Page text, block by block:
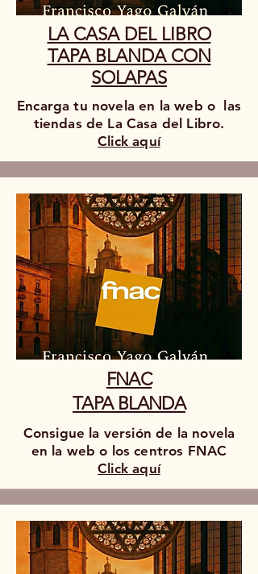
LA CASA DEL LIBRO
TAPA BLANDA CON
SOLAPAS
Encarga tu novela en la web o las
tiendas de La Casa del Libro.
Click aquí
FNAC
TAPA BLANDA
Consigue la versión de la novela
en la web o los centros FNAC
Click aquí